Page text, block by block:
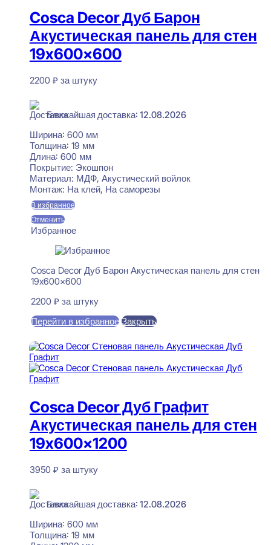
Cosca Decor Дуб Барон
Акустическая панель для стен
19x600x600
2200 ₽ за штуку
Ближайшая доставка: 12.08.2026
Ширина: 600 мм
Толщина: 19 мм
Длина: 600 мм
Покрытие: Экошпон
Материал: МДФ, Акустический войлок
Монтаж: На клей, На саморезы
В избранное
Отменить
Избранное
Cosca Decor Дуб Барон Акустическая панель для стен
19x600x600
2200 ₽ за штуку
Перейти в избранное Закрыть
Cosca Decor Дуб Графит
Акустическая панель для стен
19x600x1200
3950 ₽ за штуку
Ближайшая доставка: 12.08.2026
Ширина: 600 мм
Толщина: 19 мм